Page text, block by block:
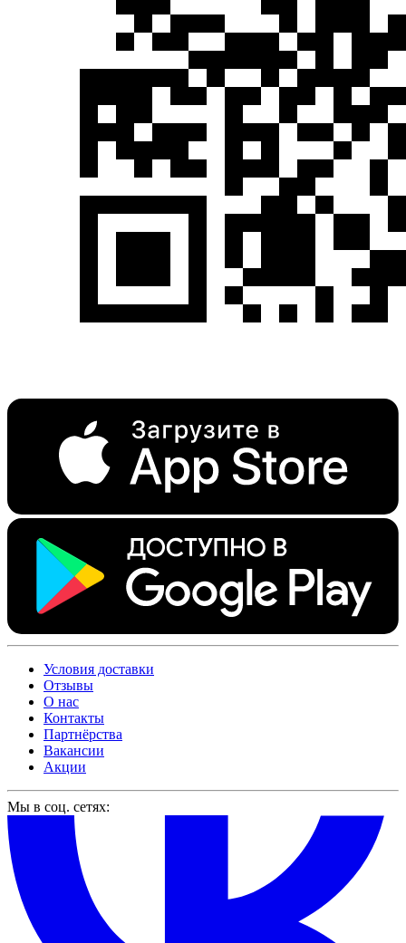
Условия доставки
Отзывы
О нас
Контакты
Партнёрства
Вакансии
Акции
Мы в соц. сетях: